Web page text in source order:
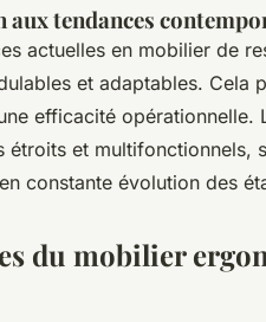
aux tendances
actuelles en mobilier de
et adaptables. Cela
efficacité
étroits et multifonctionnels,
constante évolution des
du mobilier